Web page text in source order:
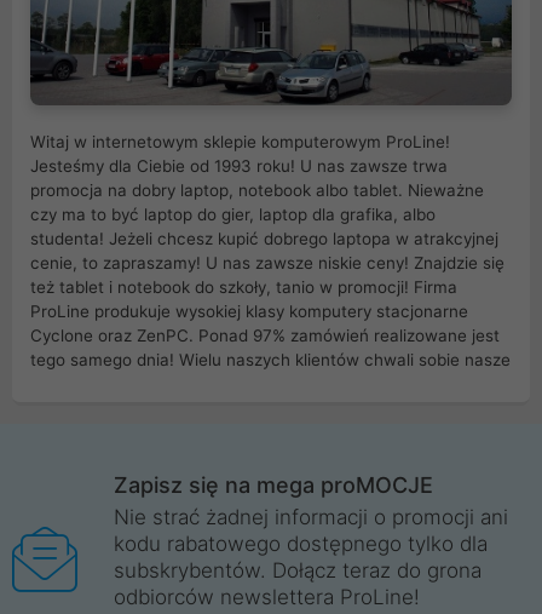
Witaj w internetowym sklepie komputerowym ProLine!
Jesteśmy dla Ciebie od 1993 roku! U nas zawsze trwa
promocja na dobry laptop, notebook albo tablet. Nieważne
czy ma to być laptop do gier, laptop dla grafika, albo
studenta! Jeżeli chcesz kupić dobrego laptopa w atrakcyjnej
cenie, to zapraszamy! U nas zawsze niskie ceny! Znajdzie się
też tablet i notebook do szkoły, tanio w promocji! Firma
ProLine produkuje wysokiej klasy komputery stacjonarne
Cyclone oraz ZenPC. Ponad 97% zamówień realizowane jest
tego samego dnia! Wielu naszych klientów chwali sobie nasze
Wrocław, Poznań, Legnica, Katowice, Gliwice, Kalisz, Bytom,
Trzebnica, Opole. Szybka i profesjonalna obsługa!
ProLine to polska firma ze 100% polskim kapitałem. Działamy
legalnie i płacimy podatki w naszym kraju! Posiadamy siedzibę
główną w Mirkowie oraz salony na terenie kraju. Cała
Zapisz się na mega proMOCJE
Nie strać żadnej informacji o promocji ani
kodu rabatowego dostępnego tylko dla
subskrybentów. Dołącz teraz do grona
odbiorców newslettera ProLine!